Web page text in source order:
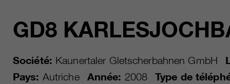
GD8
Société: Kaunertaler Gletscherbahnen GmbH
Pays: Autriche Année: 2008 Type de